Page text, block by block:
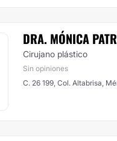
DRA. MÓNICA
Cirujano plástico
Sin opiniones
C. 26 199, Col. Altabrisa,